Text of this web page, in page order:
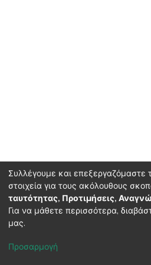
HMU Library & Information
Instructions
Copyright © 2026, Department of
and Support, HMU |
Συλλέγουμε και
στοιχεία για τους ακόλουθους
ταυτότητας, Προτιμήσεις,
Για να μάθετε περισσότερα,
μας.
Προσαρμογή